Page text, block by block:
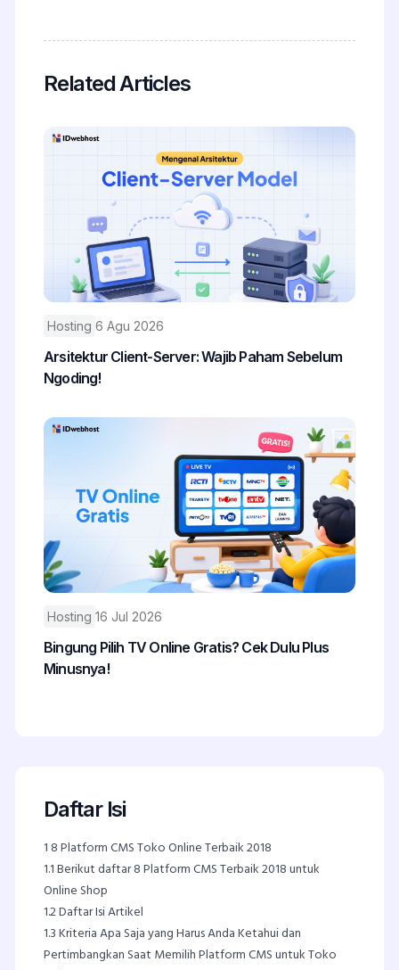
Related Articles
Hosting 6 Agu 2026
Arsitektur Client-Server: Wajib Paham Sebelum
Ngoding!
Hosting 16 Jul 2026
Bingung Pilih TV Online Gratis? Cek Dulu Plus
Minusnya!
Daftar Isi
1 8 Platform CMS Toko Online Terbaik 2018
1.1Berikut daftar 8 Platform CMS Terbaik 2018 untuk
Online Shop
1.2Daftar Isi Artikel
1.3Kriteria Apa Saja yang Harus Anda Ketahui dan
Pertimbangkan Saat Memilih Platform CMS untuk Toko